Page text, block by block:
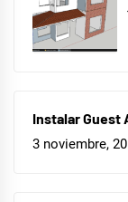
Instalar Guest
3 noviembre,